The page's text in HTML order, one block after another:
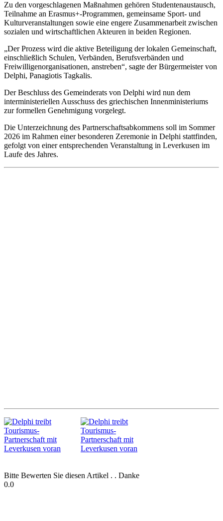
Zu den vorgeschlagenen Maßnahmen gehören Studentenaustausch,
Teilnahme an Erasmus+-Programmen, gemeinsame Sport- und
Kulturveranstaltungen sowie eine engere Zusammenarbeit zwischen
sozialen und wirtschaftlichen Akteuren in beiden Regionen.
„Der Prozess wird die aktive Beteiligung der lokalen Gemeinschaft,
einschließlich Schulen, Verbänden, Berufsverbänden und
Freiwilligenorganisationen, anstreben“, sagte der Bürgermeister von
Delphi, Panagiotis Tagkalis.
Der Beschluss des Gemeinderats von Delphi wird nun dem
interministeriellen Ausschuss des griechischen Innenministeriums
zur formellen Genehmigung vorgelegt.
Die Unterzeichnung des Partnerschaftsabkommens soll im Sommer
2026 im Rahmen einer besonderen Zeremonie in Delphi stattfinden,
gefolgt von einer entsprechenden Veranstaltung in Leverkusen im
Laufe des Jahres.
Bitte Bewerten Sie diesen Artikel . . Danke
0.0